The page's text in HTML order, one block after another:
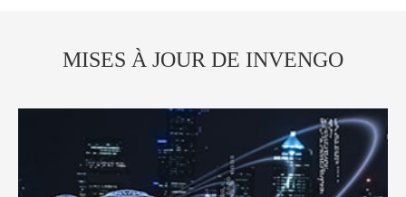
MISES À JOUR DE INVENGO